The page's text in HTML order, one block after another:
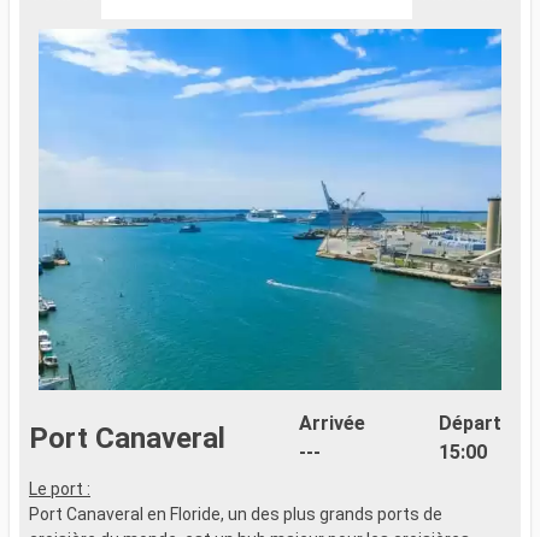
Port Canaveral
Arrivée
---
Départ
15:00
Le port :
Port Canaveral en Floride, un des plus grands ports de